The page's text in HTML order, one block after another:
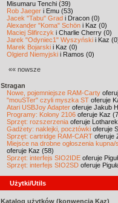
Misumaru Tenchi (39)
Rob Jaeger i Emu (53)
Jacek "Tabu" Grad i Dracon (0)
Alexander "Koma" Schön i Kaz (0)
Maciej Ślifirczyk i Charlie Cherry (0)
Jarek "Odyniec1" Wyszyński i Kaz
Marek Bojarski i Kaz (0)
Olgierd Niemyjski i Ramos (0)
«« nowsze
Stragan
Nowe, pojemniejsze RAM-Carty
"mouSTer" czyli myszka ST oferuje
Atari USBJoy Adapter oferuje Jakub
Programy: Kolony 2106 oferuje Kaz
Sprzęt: rozszerzenia oferuje
Gadżety: naklejki, pocztówki oferuje
Sprzęt: cartridge RAM-CART oferuje
Miejsce na drobne ogłoszenia
oferuje Kaz (58)
Sprzęt: interfejs SIO2IDE oferuje
Sprzęt: interfejs SIO2SD oferuje
Użytki/Utils
Katalog użytków (konwencja Kaz)